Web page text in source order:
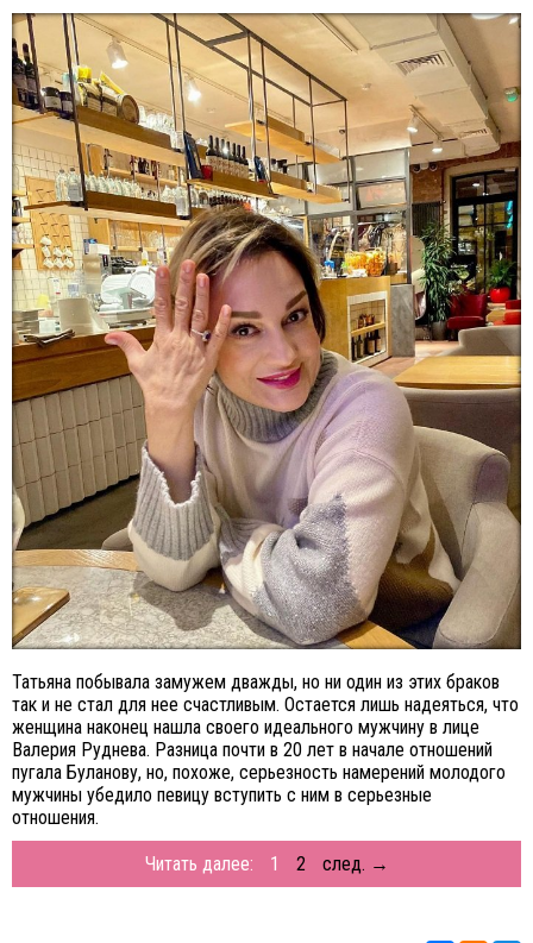
Татьяна побывала замужем дважды, но ни один из этих браков
так и не стал для нее счастливым. Остается лишь надеяться, что
женщина наконец нашла своего идеального мужчину в лице
Валерия Руднева. Разница почти в 20 лет в начале отношений
пугала Буланову, но, похоже, серьезность намерений молодого
мужчины убедило певицу вступить с ним в серьезные
отношения.
Читать далее: 1 2 след. →